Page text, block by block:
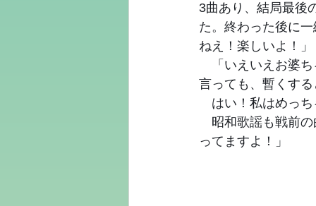
3曲あり、結局最後
た。終わった後に
ねえ！楽しいよ！」
「いえいえお婆ち
言っても、暫くす
はい！私はめっち
昭和歌謡も戦前の
ってますよ！」